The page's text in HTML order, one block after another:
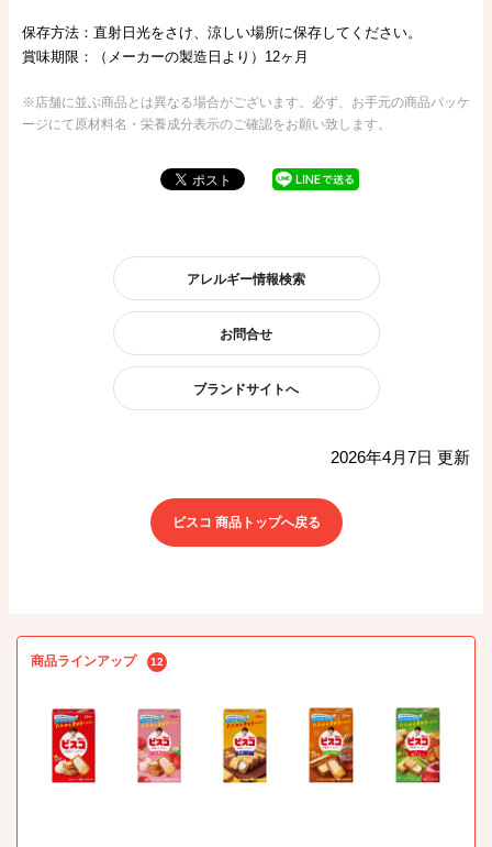
保存方法：直射日光をさけ、涼しい場所に保存してください。
賞味期限：（メーカーの製造日より）12ヶ月
※店舗に並ぶ商品とは異なる場合がございます。必ず、お手元の商品パッケ
ージにて原材料名・栄養成分表示のご確認をお願い致します。
アレルギー情報検索
お問合せ
ブランドサイトへ
2026年4月7日 更新
ビスコ 商品トップへ戻る
商品ラインアップ 12